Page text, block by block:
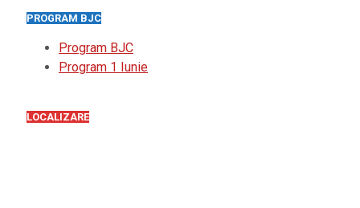
PROGRAM BJC
Program BJC
Program 1 Iunie
LOCALIZARE